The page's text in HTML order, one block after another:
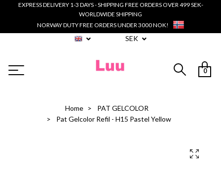
EXPRESS DELIVERY 1-3 DAYS - SHIPPING FREE ORDERS OVER 499 SEK-
WORLDWIDE SHIPPING
NORWAY DUTY FREE ORDERS UNDER 3000 NOK!
SEK
0
Home
PAT GELCOLOR
Pat Gelcolor Refil - H15 Pastel Yellow